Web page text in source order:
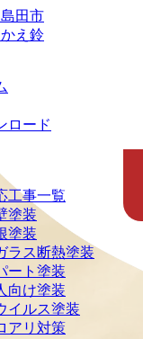
ロード
工事一覧
塗装
塗装
ラス断熱塗装
ート塗装
向け塗装
イルス塗装
アリ対策